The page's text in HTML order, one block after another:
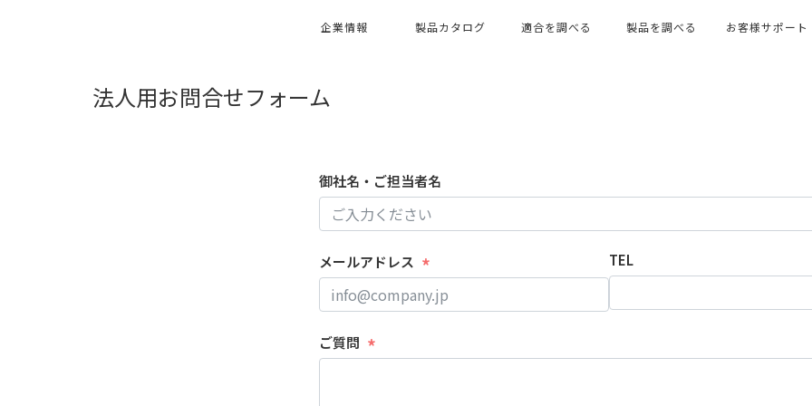
企業情報 製品カタログ 適合を調べる 製品を調べる お客様サポート
法人用お問合せフォーム
御社名・ご担当者名
メールアドレス TEL
ご質問